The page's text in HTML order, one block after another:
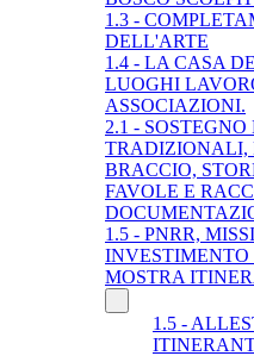
1.3 -
DELL'ARTE
1.4 - LA CASA
LUOGHI
ASSOCIAZIONI.
2.1 -
TRADIZIONALI,
BRACCIO,
FAVOLE E
1.5 - PNRR,
INVESTIMENTO
MOSTRA
1.5 -